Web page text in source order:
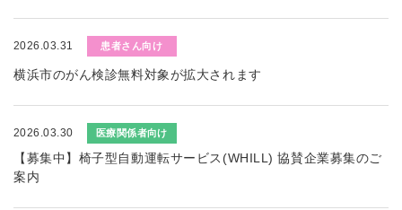
2026.03.31 患者さん向け
横浜市のがん検診無料対象が拡大されます
2026.03.30 医療関係者向け
【募集中】椅子型自動運転サービス(WHILL) 協賛企業募集のご
案内